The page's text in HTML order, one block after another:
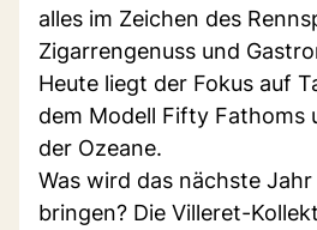
alles im Zeichen des
Zigarrengenuss und
Heute liegt der Fokus auf
dem Modell Fifty Fathoms
der Ozeane.
Was wird das nächste
bringen? Die Villeret-